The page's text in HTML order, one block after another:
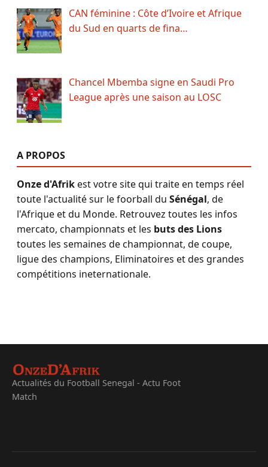
CAN féminine : Côte d’Ivoire et Afrique
du Sud en quarts de fina…
Chancel Mbemba signe en Saudi Pro
League après une saison au LOSC
A PROPOS
Onze d'Afrikest votre site qui traite en temps réel
toute l'actualité sur le foorball du Sénégal, de
l'Afrique et du Monde. Retrouvez toutes les infos
mercato, championnats et les buts des Lions
toutes les semaines de championnat, de coupe,
ligue des champions, Eliminatoires et des grandes
compétitions ineternationale.
Actualités du Football Senegal - Actu Foot
Match